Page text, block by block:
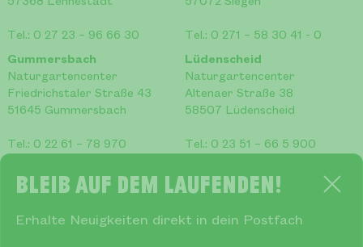
Bleib auf dem Laufenden!
Erhalte Neuigkeiten direkt in dein Postfach
Tel.: 0 27 23 – 96 66 30 Tel.: 0 271 – 58 30 41 - 0
Gummersbach
Naturgartencenter
Friedrichstaler Straße 43
51645 Gummersbach
Tel.: 0 22 61 – 78 970
Lüdenscheid
Naturgartencenter
Altenaer Straße 38
58507 Lüdenscheid
Tel.: 0 23 51 – 66 5 900
Naturgartencenter
42897 Remscheid